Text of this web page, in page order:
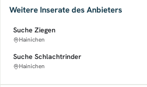
Weitere Inserate des Anbieters
Suche Ziegen
Hainichen
Suche Schlachtrinder
Hainichen